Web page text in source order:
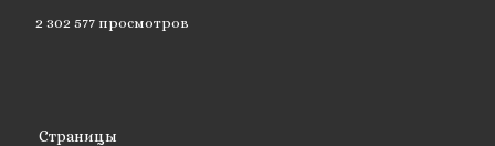
2 302 577 просмотров
Страницы